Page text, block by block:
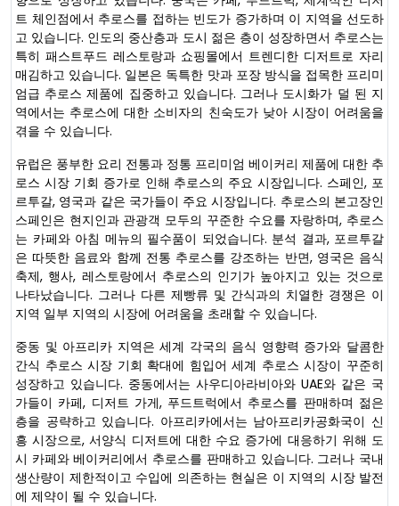
트 체인점에서 추로스를 접하는 빈도가 증가하며 이 지역을 선도하
고 있습니다. 인도의 중산층과 도시 젊은 층이 성장하면서 추로스는
특히 패스트푸드 레스토랑과 쇼핑몰에서 트렌디한 디저트로 자리
매김하고 있습니다. 일본은 독특한 맛과 포장 방식을 접목한 프리미
엄급 추로스 제품에 집중하고 있습니다. 그러나 도시화가 덜 된 지
역에서는 추로스에 대한 소비자의 친숙도가 낮아 시장이 어려움을
겪을 수 있습니다.
유럽은 풍부한 요리 전통과 정통 프리미엄 베이커리 제품에 대한 추
로스 시장 기회 증가로 인해 추로스의 주요 시장입니다. 스페인, 포
르투갈, 영국과 같은 국가들이 주요 시장입니다. 추로스의 본고장인
스페인은 현지인과 관광객 모두의 꾸준한 수요를 자랑하며, 추로스
는 카페와 아침 메뉴의 필수품이 되었습니다. 분석 결과, 포르투갈
은 따뜻한 음료와 함께 전통 추로스를 강조하는 반면, 영국은 음식
축제, 행사, 레스토랑에서 추로스의 인기가 높아지고 있는 것으로
나타났습니다. 그러나 다른 제빵류 및 간식과의 치열한 경쟁은 이
지역 일부 지역의 시장에 어려움을 초래할 수 있습니다.
중동 및 아프리카 지역은 세계 각국의 음식 영향력 증가와 달콤한
간식 추로스 시장 기회 확대에 힘입어 세계 추로스 시장이 꾸준히
성장하고 있습니다. 중동에서는 사우디아라비아와 UAE와 같은 국
가들이 카페, 디저트 가게, 푸드트럭에서 추로스를 판매하며 젊은
층을 공략하고 있습니다. 아프리카에서는 남아프리카공화국이 신
흥 시장으로, 서양식 디저트에 대한 수요 증가에 대응하기 위해 도
시 카페와 베이커리에서 추로스를 판매하고 있습니다. 그러나 국내
생산량이 제한적이고 수입에 의존하는 현실은 이 지역의 시장 발전
에 제약이 될 수 있습니다.